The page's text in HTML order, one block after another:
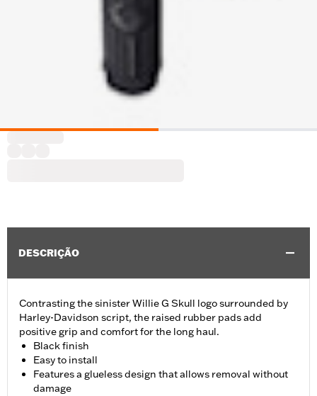
DESCRIÇÃO
Contrasting the sinister Willie G Skull logo surrounded by
Harley-Davidson script, the raised rubber pads add
positive grip and comfort for the long haul.
Black finish
Easy to install
Features a glueless design that allows removal without
damage